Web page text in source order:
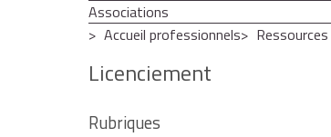
Associations
Accueil professionnels
Licenciement
Rubriques